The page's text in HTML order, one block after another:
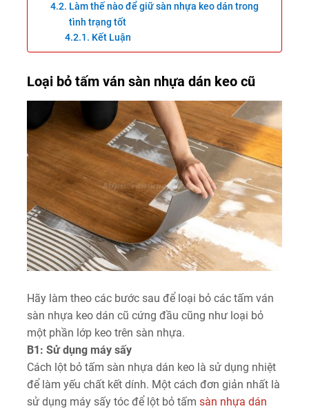
Làm thế nào để giữ sàn nhựa keo dán trong
tình trạng tốt
Kết Luận
Loại bỏ tấm ván sàn nhựa dán keo cũ
Hãy làm theo các bước sau để loại bỏ các tấm ván
sàn nhựa keo dán cũ cứng đầu cũng như loại bỏ
một phần lớp keo trên sàn nhựa.
B1: Sử dụng máy sấy
Cách lột bỏ tấm sàn nhựa dán keo là sử dụng nhiệt
để làm yếu chất kết dính. Một cách đơn giản nhất là
sử dụng máy sấy tóc để lột bỏ tấm sàn nhựa dán